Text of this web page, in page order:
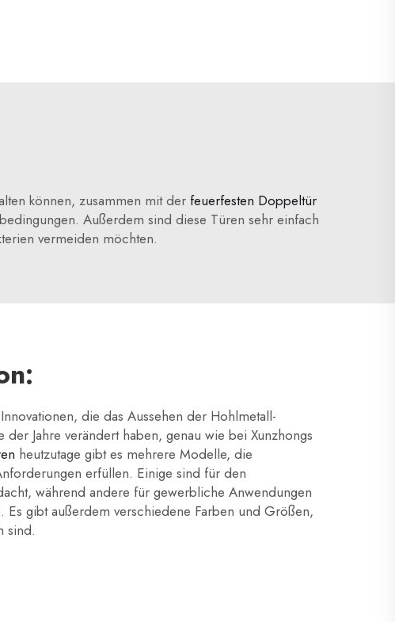
können, zusammen mit der feuerfesten Doppeltür
Außerdem sind diese Türen sehr einfach
vermeiden möchten.
die das Aussehen der Hohlmetall-
der Jahre verändert haben, genau wie bei Xunzhongs
heutzutage gibt es mehrere Modelle, die
erfüllen. Einige sind für den
während andere für gewerbliche Anwendungen
Es gibt außerdem verschiedene Farben und Größen,
sind.